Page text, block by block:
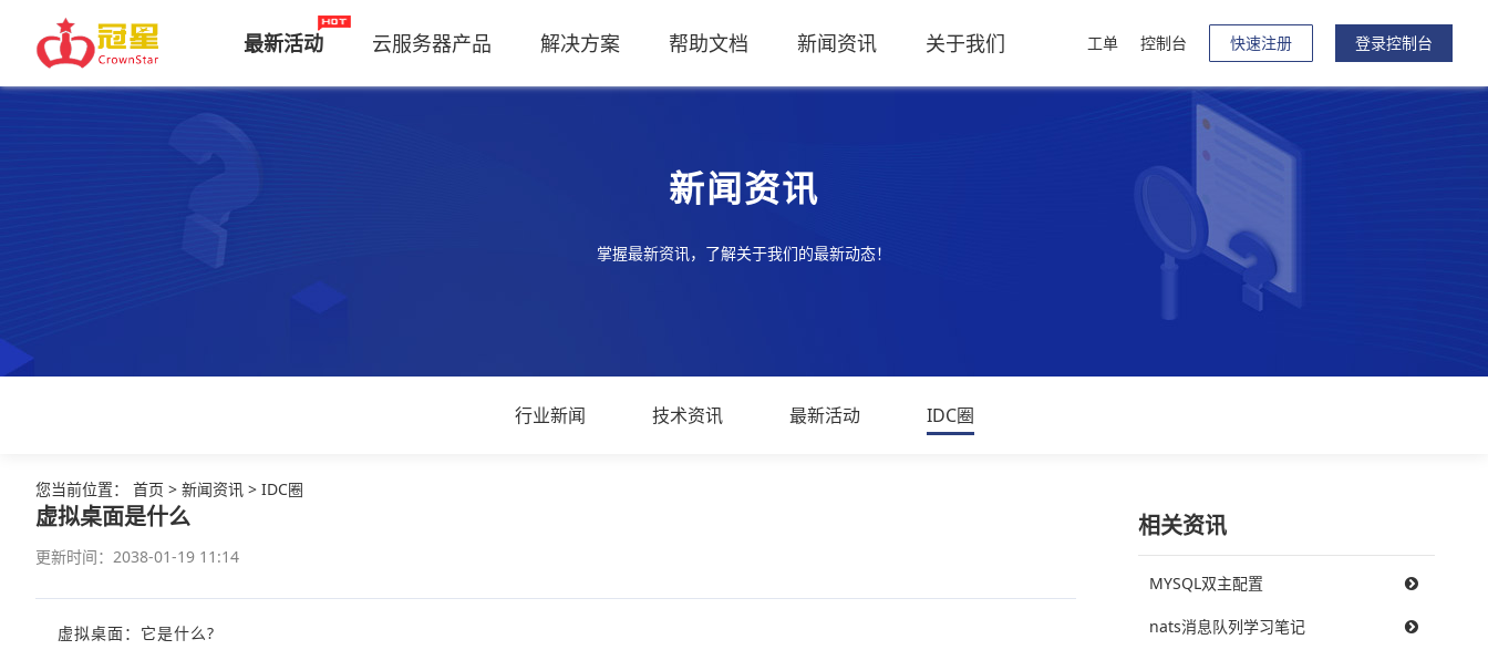
最新活动 云服务器产品 解决方案 帮助文档 新闻资讯 关于我们 工单 控制台 快速注册 登录控制台
新闻资讯
掌握最新资讯，了解关于我们的最新动态！
行业新闻 技术资讯 最新活动 IDC圈
您当前位置： 首页 > 新闻资讯 > IDC圈
虚拟桌面是什么
更新时间：2038-01-19 11:14
虚拟桌面：它是什么?
相关资讯
MYSQL双主配置
nats消息队列学习笔记